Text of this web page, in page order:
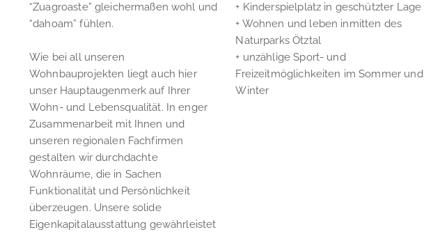
“Zuagroaste” gleichermaßen wohl und
“dahoam” fühlen.
Wie bei all unseren
Wohnbauprojekten liegt auch hier
unser Hauptaugenmerk auf Ihrer
Wohn- und Lebensqualität. In enger
Zusammenarbeit mit Ihnen und
unseren regionalen Fachfirmen
gestalten wir durchdachte
Wohnräume, die in Sachen
Funktionalität und Persönlichkeit
überzeugen. Unsere solide
Eigenkapitalausstattung gewährleistet
+ Kinderspielplatz in geschützter Lage
+ Wohnen und leben inmitten des
Naturparks Ötztal
+ unzählige Sport- und
Freizeitmöglichkeiten im Sommer und
Winter